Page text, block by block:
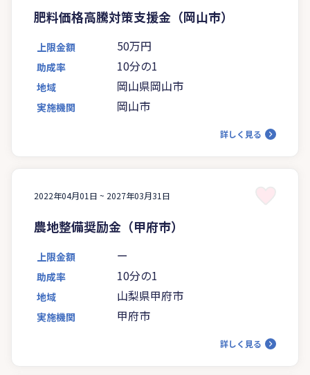
肥料価格高騰対策支援金（岡山市）
上限金額 50万円
助成率 10分の1
地域 岡山県岡山市
実施機関 岡山市
詳しく見る
2022年04月01日 ~ 2027年03月31日
農地整備奨励金（甲府市）
上限金額 ー
助成率 10分の1
地域 山梨県甲府市
実施機関 甲府市
詳しく見る